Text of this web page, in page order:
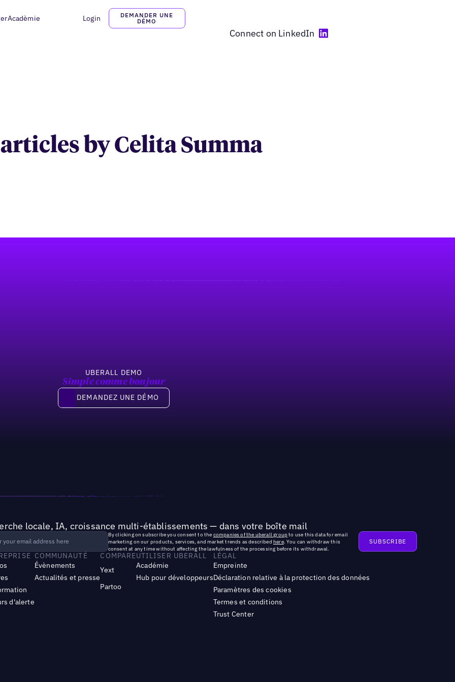
Acadèmie Login
DEMANDER UNE
DÉMO
Summa
Connect on LinkedIn
by Celita Summa
UBERALL DEMO
Simple comme bonjour
Demandez une démo
DEMANDEZ UNE DÉMO
locale, IA, croissance multi-établissements — dans votre boîte mail
By clicking on subscribe you consent to the companies of the uberall groupto use this data for email
marketing on our products, services, and market trends as described here. You can withdraw this
consent at any time without affecting the lawfulness of the processing before its withdrawal.
d'alerte
COMMUNAUTÉ
Évènements
Actualités et presse
COMPARE
Yext
Partoo
UTILISER UBERALL
Académie
Hub pour développeurs
LÉGAL
Empreinte
Déclaration relative à la protection des données
Paramètres des cookies
Termes et conditions
Trust Center